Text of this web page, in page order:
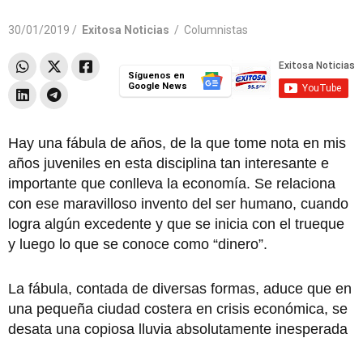
30/01/2019 / Exitosa Noticias / Columnistas
Síguenos en
Google News
Hay una fábula de años, de la que tome nota en mis
años juveniles en esta disciplina tan interesante e
importante que conlleva la economía. Se relaciona
con ese maravilloso invento del ser humano, cuando
logra algún excedente y que se inicia con el trueque
y luego lo que se conoce como “dinero”.
La fábula, contada de diversas formas, aduce que en
una pequeña ciudad costera en crisis económica, se
desata una copiosa lluvia absolutamente inesperada